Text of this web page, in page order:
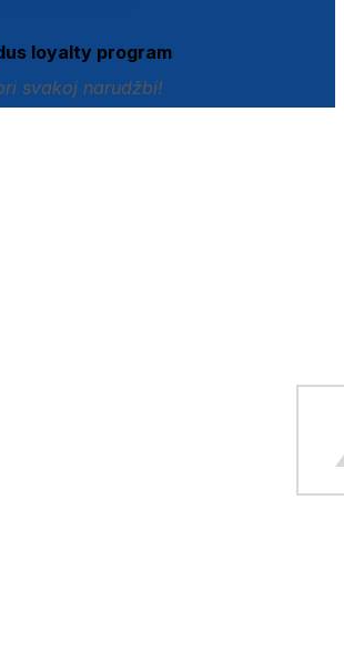
loyalty program
svakoj narudžbi!